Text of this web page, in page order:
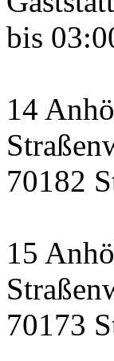
bis
14
70182
15
70173